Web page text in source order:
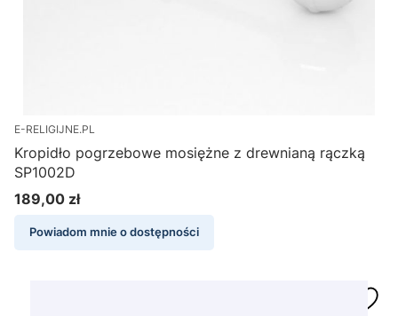
E-RELIGIJNE.PL
Kropidło pogrzebowe mosiężne z drewnianą rączką
SP1002D
Cena
189,00 zł
Powiadom mnie o dostępności